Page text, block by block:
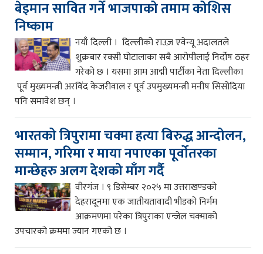
बेइमान सावित गर्ने भाजपाको तमाम कोशिस
निष्काम
नयाँ दिल्ली । दिल्लीको राउज़ एवेन्यू अदालतले
शुक्रबार रक्सी घोटालाका सबै आरोपीलाई निर्दोष ठहर
गरेको छ । यसमा आम आद्मी पार्टीका नेता दिल्लीका
पूर्व मुख्यमन्त्री अरविंद केजरीवाल र पूर्व उपमुख्यमन्त्री मनीष सिसोदिया
पनि समावेश छन् ।
भारतको त्रिपुरामा चक्मा हत्या बिरुद्ध आन्दोलन,
सम्मान, गरिमा र माया नपाएका पूर्वोतरका
मान्छेहरु अलग देशको माँग गर्दै
वीरगंज । ९ डिसेम्बर २०२५ मा उत्तराखण्डको
देहरादूनमा एक जातीयतावादी भीडको निर्मम
आक्रमणमा परेका त्रिपुराका एन्जेल चक्माको
उपचारको क्रममा ज्यान गएको छ ।